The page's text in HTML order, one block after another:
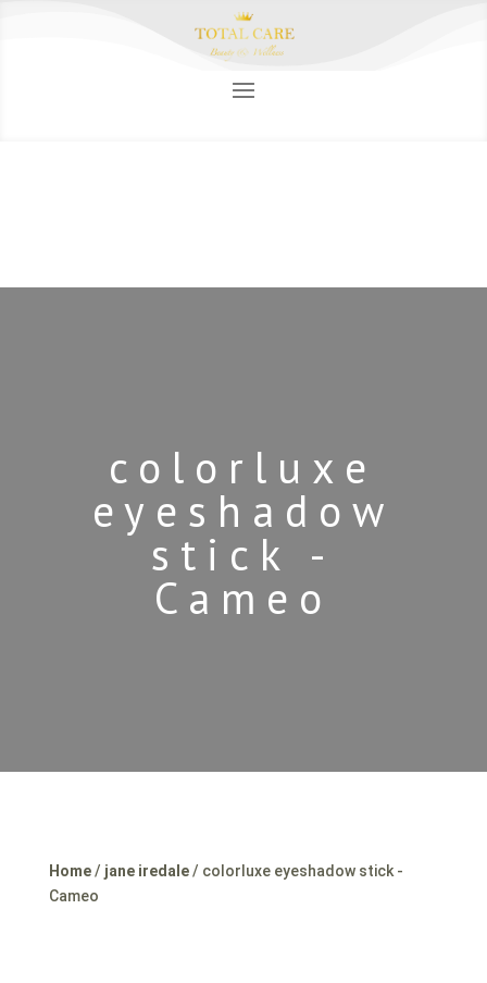
colorluxe
eyeshadow
stick -
Cameo
Home/ jane iredale/ colorluxe eyeshadow stick -
Cameo